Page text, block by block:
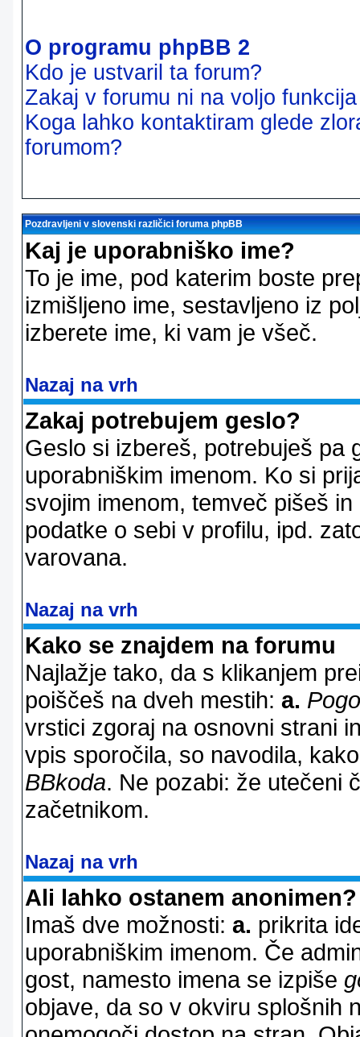
O programu phpBB 2
Kdo je ustvaril ta forum?
Zakaj v forumu ni na voljo
Koga lahko kontaktiram glede
forumom?
Pozdravljeni v slovenski različici foruma phpBB
Kaj je uporabniško ime?
To je ime, pod katerim boste
izmišljeno ime, sestavljeno iz
izberete ime, ki vam je všeč.
Nazaj na vrh
Zakaj potrebujem geslo?
Geslo si izbereš, potrebuješ pa
uporabniškim imenom. Ko si
svojim imenom, temveč pišeš
podatke o sebi v profilu, ipd.
varovana.
Nazaj na vrh
Kako se znajdem na forumu
Najlažje tako, da s klikanjem
poiščeš na dveh mestih: a.
vrstici zgoraj na osnovni strani
vpis sporočila, so navodila,
BBkoda. Ne pozabi: že utečeni
začetnikom.
Nazaj na vrh
Ali lahko ostanem anonimen?
Imaš dve možnosti: a. prikrita
uporabniškim imenom. Če
gost, namesto imena se izpiše
objave, da so v okviru splošnih